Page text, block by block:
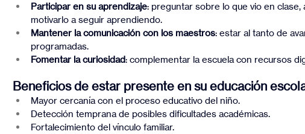
Participar en su aprendizaje: preguntar sobre lo que vio en
motivarlo a seguir aprendiendo.
Mantener la comunicación con los maestros: estar al tanto de
programadas.
Fomentar la curiosidad: complementar la escuela con recursos
Beneficios de estar presente en su educación
Mayor cercanía con el proceso educativo del niño.
Detección temprana de posibles dificultades académicas.
Fortalecimiento del vínculo familiar.